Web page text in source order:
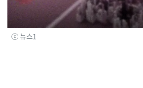
ⓒ 뉴스1